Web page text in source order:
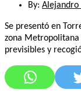
By: Alejandro
Se presentó en
zona
previsibles y